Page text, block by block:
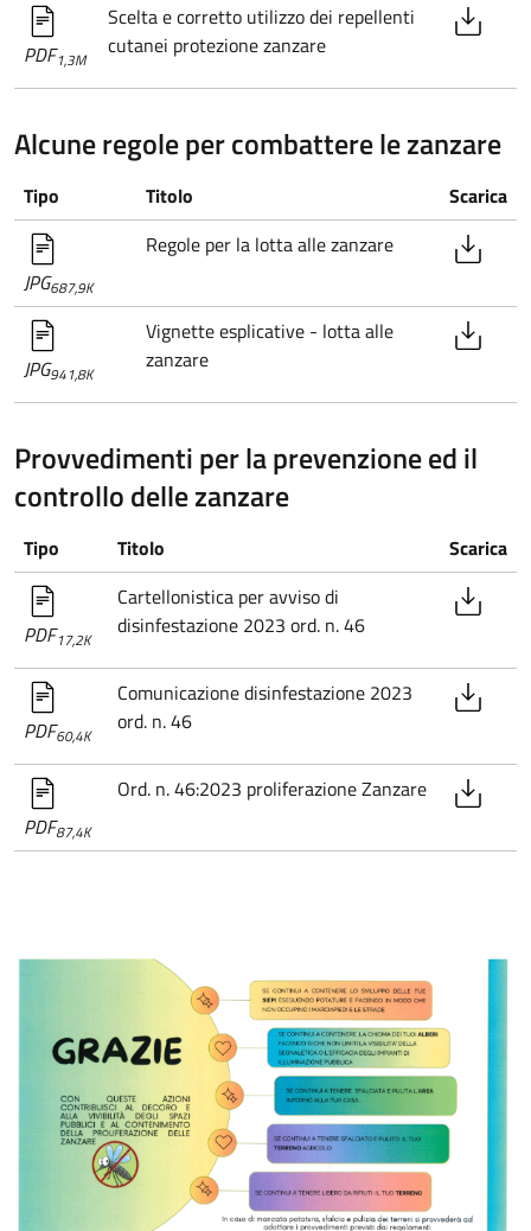
PDF1,3M
Scelta e corretto utilizzo dei repellenti
cutanei protezione zanzare
Alcune regole per combattere le zanzare
Tipo Titolo Scarica
JPG687,9K
Regole per la lotta alle zanzare
JPG941,8K
Vignette esplicative - lotta alle
zanzare
Provvedimenti per la prevenzione ed il
controllo delle zanzare
Tipo Titolo Scarica
PDF17,2K
Cartellonistica per avviso di
disinfestazione 2023 ord. n. 46
PDF60,4K
Comunicazione disinfestazione 2023
ord. n. 46
PDF87,4K
Ord. n. 46:2023 proliferazione Zanzare